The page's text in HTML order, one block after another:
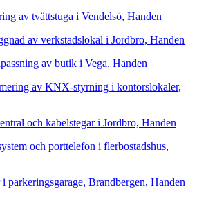
av tvättstuga i Vendelsö, Handen
av verkstadslokal i Jordbro, Handen
av butik i Vega, Handen
av KNX-styrning i kontorslokaler,
och kabelstegar i Jordbro, Handen
och porttelefon i flerbostadshus,
parkeringsgarage, Brandbergen, Handen